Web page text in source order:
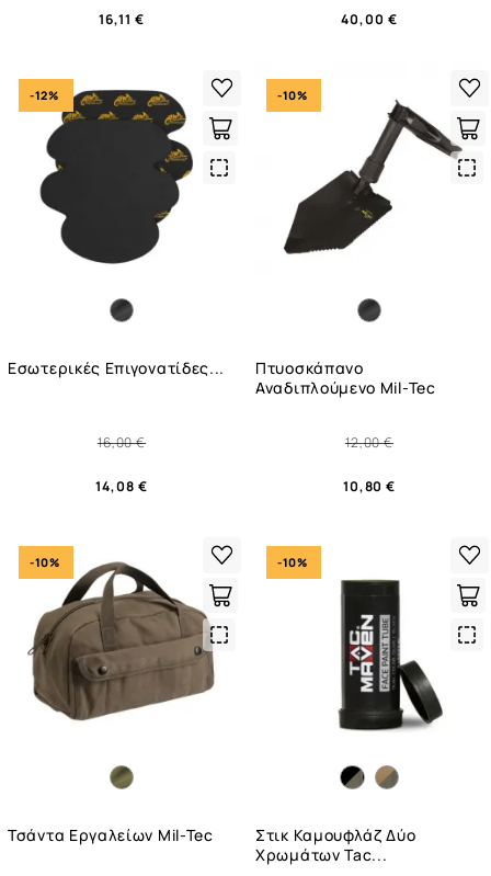
16,11 € 40,00 €
Eσωτερικές Επιγονατίδες...
14,08 €
16,00 €
Quick
-12%
Πτυοσκάπανο
Αναδιπλούμενο Mil-Tec
10,80 €
12,00 €
-10%
Τσάντα Εργαλείων Mil-Tec
Quick
-10%
Στικ Καμουφλάζ Δύο
Χρωμάτων Tac...
-10%